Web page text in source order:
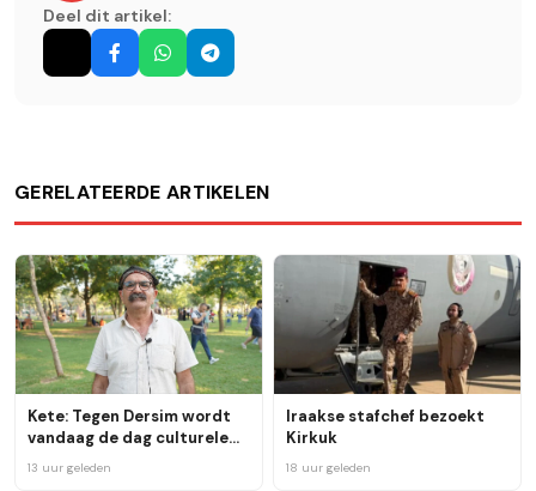
Deel dit artikel:
GERELATEERDE ARTIKELEN
Kete: Tegen Dersim wordt
vandaag de dag culturele
genocide als strategie
ingezet
13 uur geleden
Iraakse stafchef bezoekt
Kirkuk
18 uur geleden